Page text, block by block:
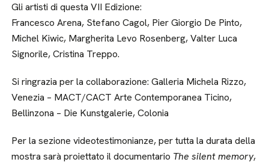
Gli artisti di questa VII Edizione:
Francesco Arena, Stefano Cagol, Pier Giorgio De Pinto,
Michel Kiwic, Margherita Levo Rosenberg, Valter Luca
Signorile, Cristina Treppo.
Si ringrazia per la collaborazione: Galleria Michela Rizzo,
Venezia – MACT/CACT Arte Contemporanea Ticino,
Bellinzona – Die Kunstgalerie, Colonia
Per la sezione videotestimonianze, per tutta la durata della
mostra sarà proiettato il documentario The silent memory,